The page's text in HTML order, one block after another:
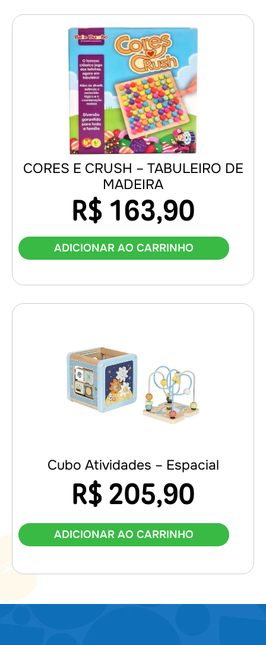
CORES E CRUSH – TABULEIRO DE
MADEIRA
R$ 163,90
ADICIONAR AO CARRINHO
Cubo Atividades – Espacial
R$ 205,90
ADICIONAR AO CARRINHO